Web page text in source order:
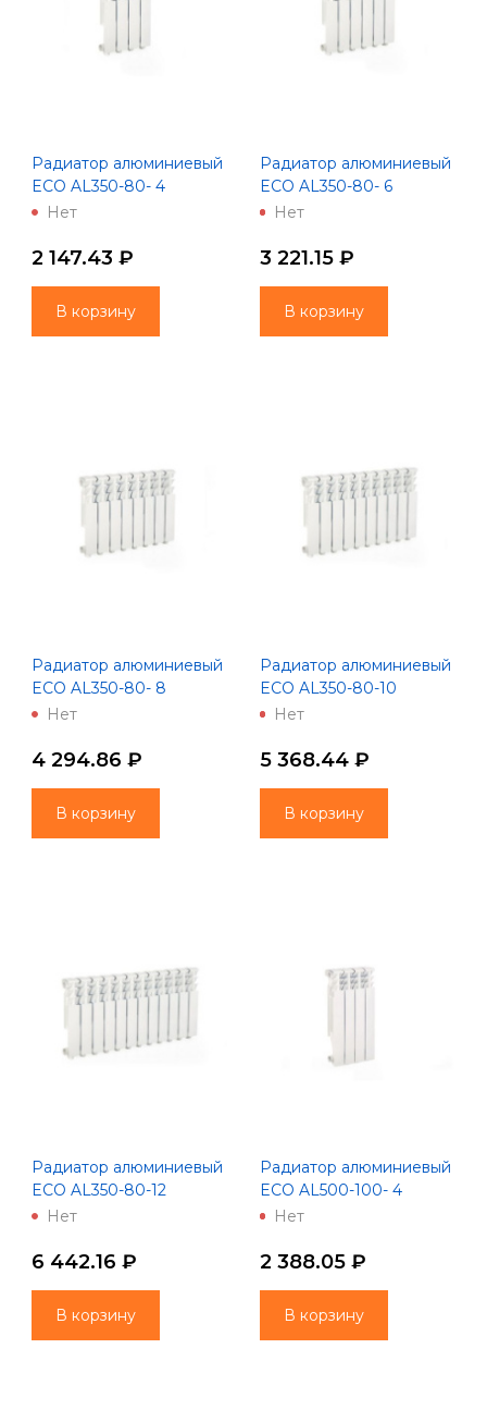
Радиатор алюминиевый
ECO AL350-80- 4
(Lammin)
Нет
2 147.43 ₽
В корзину
Радиатор алюминиевый
ECO AL350-80- 6
(Lammin)
Нет
3 221.15 ₽
В корзину
Радиатор алюминиевый
ECO AL350-80- 8
(Lammin)
Нет
4 294.86 ₽
В корзину
Радиатор алюминиевый
ECO AL350-80-10
(Lammin)
Нет
5 368.44 ₽
В корзину
Радиатор алюминиевый
ECO AL350-80-12
(Lammin)
Нет
6 442.16 ₽
В корзину
Радиатор алюминиевый
ECO AL500-100- 4
(Lammin)
Нет
2 388.05 ₽
В корзину